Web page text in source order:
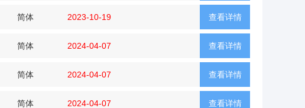
查看详情
简体 2023-10-19
查看详情
简体 2024-04-07
查看详情
简体 2024-04-07
查看详情
简体 2024-04-07